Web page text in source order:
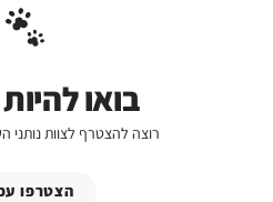
בואו
רוצה להצטרף לצוות נותני
הצטרפו